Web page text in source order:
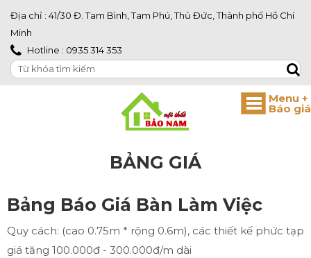
Địa chỉ : 41/30 Đ. Tam Bình, Tam Phú, Thủ Đức, Thành phố Hồ Chí
Minh
Hotline : 0935 314 353
BẢNG GIÁ
Bảng Báo Giá Bàn Làm Việc
Quy cách: (cao 0.75m * rộng 0.6m), các thiết kế phức tạp
giá tăng 100.000đ - 300.000đ/m dài